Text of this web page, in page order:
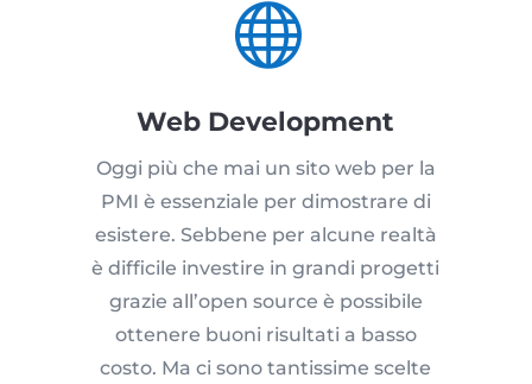

Web Development
Oggi più che mai un sito web per la
PMI è essenziale per dimostrare di
esistere. Sebbene per alcune realtà
è difficile investire in grandi progetti
grazie all’open source è possibile
ottenere buoni risultati a basso
costo. Ma ci sono tantissime scelte